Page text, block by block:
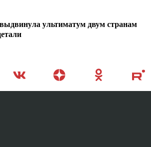
ультиматум двум странам